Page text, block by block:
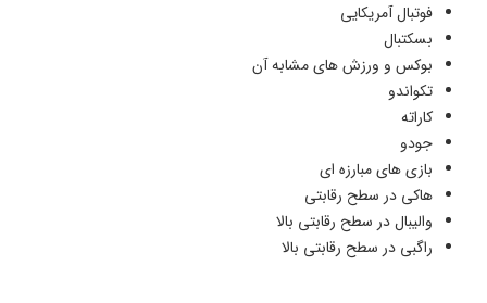
فوتبال آمریکایی
بسکتبال
بوکس و ورزش های مشابه آن
تکواندو
کاراته
جودو
بازی های مبارزه ای
هاکی در سطح رقابتی
والیبال در سطح رقابتی بالا
راگبی در سطح رقابتی بالا